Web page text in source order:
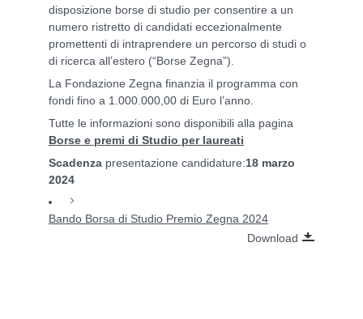
disposizione borse di studio per consentire a un
numero ristretto di candidati eccezionalmente
promettenti di intraprendere un percorso di studi o
di ricerca all’estero (“Borse Zegna”).
La Fondazione Zegna finanzia il programma con
fondi fino a 1.000.000,00 di Euro l’anno.
Tutte le informazioni sono disponibili alla pagina
Borse e premi di Studio per laureati
Scadenza presentazione candidature:18 marzo
2024
Bando Borsa di Studio Premio Zegna 2024
Download